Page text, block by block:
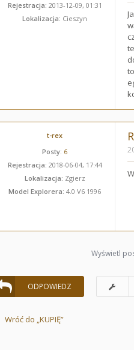
Rejestracja: 2013-12-09, 01:31
Lokalizacja: Cieszyn
t-rex
Posty: 6
Rejestracja: 2018-06-04, 17:44
Lokalizacja: Zgierz
Model Explorera: 4.0 V6 1996
Wyświetl
ODPOWIEDZ
Wróć do „KUPIĘ”